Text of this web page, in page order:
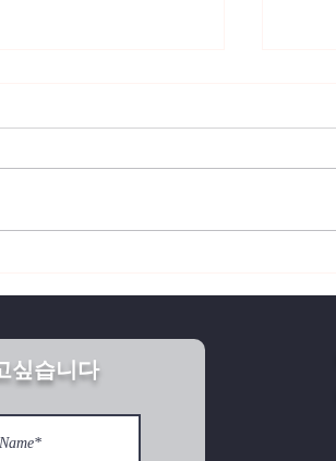
되게 하소서
싶습니다